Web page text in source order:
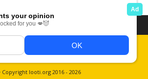
داستان سکسی ایرانی
فیلم های سکسی زهرا قوانین
Report Abuse
looti.org 2016 - 2026